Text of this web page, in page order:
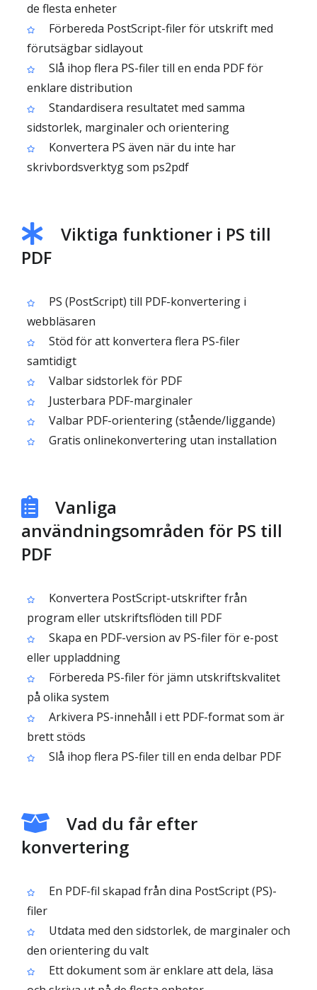
de flesta enheter
Förbereda PostScript-filer för utskrift med
förutsägbar sidlayout
Slå ihop flera PS-filer till en enda PDF för
enklare distribution
Standardisera resultatet med samma
sidstorlek, marginaler och orientering
Konvertera PS även när du inte har
skrivbordsverktyg som ps2pdf
Viktiga funktioner i PS till
PDF
PS (PostScript) till PDF-konvertering i
webbläsaren
Stöd för att konvertera flera PS-filer
samtidigt
Valbar sidstorlek för PDF
Justerbara PDF-marginaler
Valbar PDF-orientering (stående/liggande)
Gratis onlinekonvertering utan installation
Vanliga
användningsområden för PS till
PDF
Konvertera PostScript-utskrifter från
program eller utskriftsflöden till PDF
Skapa en PDF-version av PS-filer för e-post
eller uppladdning
Förbereda PS-filer för jämn utskriftskvalitet
på olika system
Arkivera PS-innehåll i ett PDF-format som är
brett stöds
Slå ihop flera PS-filer till en enda delbar PDF
Vad du får efter
konvertering
En PDF-fil skapad från dina PostScript (PS)-
filer
Utdata med den sidstorlek, de marginaler och
den orientering du valt
Ett dokument som är enklare att dela, läsa